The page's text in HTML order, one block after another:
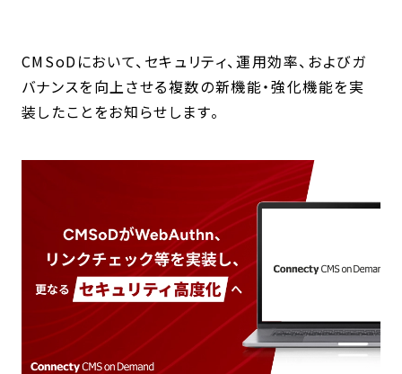
CMSoDにおいて、セキュリティ、運用効率、およびガ
バナンスを向上させる複数の新機能・強化機能を実
装したことをお知らせします。